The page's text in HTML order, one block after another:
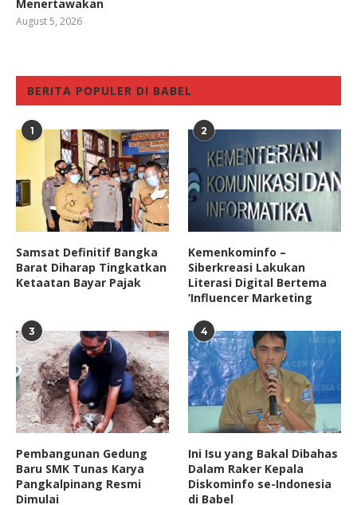
Menertawakan
August 5, 2026
BERITA POPULER DI BABEL
1
Samsat Definitif Bangka
Barat Diharap Tingkatkan
Ketaatan Bayar Pajak
2
Kemenkominfo –
Siberkreasi Lakukan
Literasi Digital Bertema
‘Influencer Marketing
3
Pembangunan Gedung
Baru SMK Tunas Karya
Pangkalpinang Resmi
Dimulai
4
Ini Isu yang Bakal Dibahas
Dalam Raker Kepala
Diskominfo se-Indonesia
di Babel